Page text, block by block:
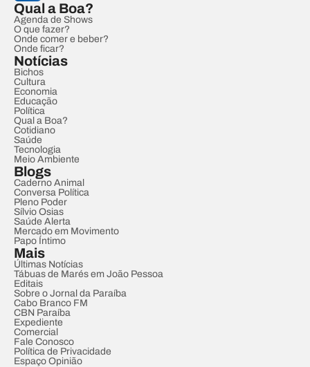
Qual a Boa?
Agenda de Shows
O que fazer?
Onde comer e beber?
Onde ficar?
Notícias
Bichos
Cultura
Economia
Educação
Política
Qual a Boa?
Cotidiano
Saúde
Tecnologia
Meio Ambiente
Blogs
Caderno Animal
Conversa Política
Pleno Poder
Sílvio Osias
Saúde Alerta
Mercado em Movimento
Papo Íntimo
Mais
Últimas Notícias
Tábuas de Marés em João Pessoa
Editais
Sobre o Jornal da Paraíba
Cabo Branco FM
CBN Paraíba
Expediente
Comercial
Fale Conosco
Política de Privacidade
Espaço Opinião